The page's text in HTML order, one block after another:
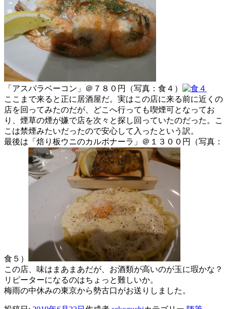
「アスパラベーコン」＠７８０円（写真：食４）
ここまで来ると正に居酒屋だ。実はこの店に来る前に近くの
店を回ってみたのだが、どこへ行っても喫煙可となってお
り、煙草の煙が嫌で店を次々と探し回っていたのだった。こ
こは禁煙みたいだったので安心して入ったという訳。
最後は「焙り板ウニのカルボナーラ」＠１３００円（写真：
食５）
この店、味はまあまあだが、お酒類が高いのが玉に瑕かな？
リピーターになるのはちょっと難しいか。
梅雨の中休みの東京から勢古口がお送りしました。